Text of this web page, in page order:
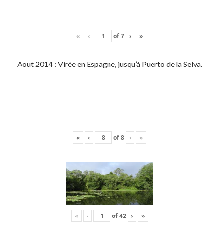
« ‹ of7 › »
Aout 2014 : Virée en Espagne, jusqu’à Puerto de la Selva.
« ‹ of8 › »
« ‹ of42 › »